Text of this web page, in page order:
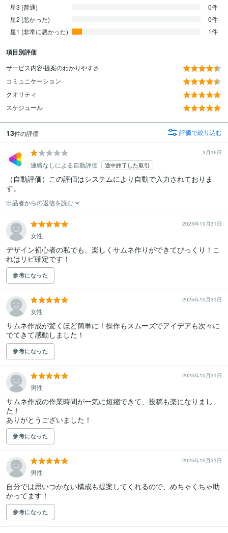
星3 (普通)
0件
星2 (悪かった)
0件
星1 (非常に悪かった)
1件
項目別評価
サービス内容/提案のわかりやすさ
コミュニケーション
クオリティ
スケジュール
13件の評価 評価で絞り込む
3月16日
連絡なしによる自動評価 途中終了した取引
（自動評価）この評価はシステムにより自動で入力されておりま
す。
出品者からの返信を読む
2025年10月31日
女性
デザイン初心者の私でも、楽しくサムネ作りができてびっくり！こ
れはリピ確定です！
参考になった
2025年10月31日
女性
サムネ作成が驚くほど簡単に！操作もスムーズでアイデアも次々に
でてきて感動しました！
参考になった
2025年10月31日
男性
サムネ作成の作業時間が一気に短縮できて、投稿も楽になりまし
た！
参考になった
2025年10月31日
男性
自分では思いつかない構成も提案してくれるので、めちゃくちゃ助
かってます！
参考になった